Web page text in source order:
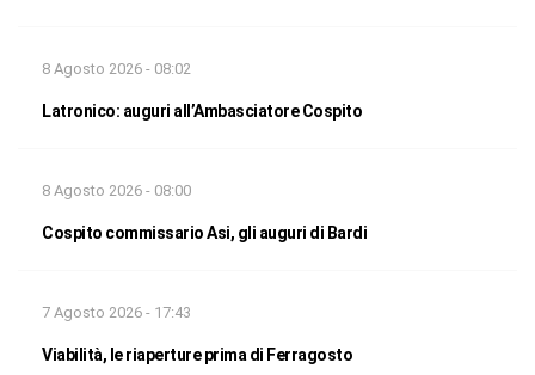
8 Agosto 2026 - 08:02
Latronico: auguri all’Ambasciatore Cospito
8 Agosto 2026 - 08:00
Cospito commissario Asi, gli auguri di Bardi
7 Agosto 2026 - 17:43
Viabilità, le riaperture prima di Ferragosto